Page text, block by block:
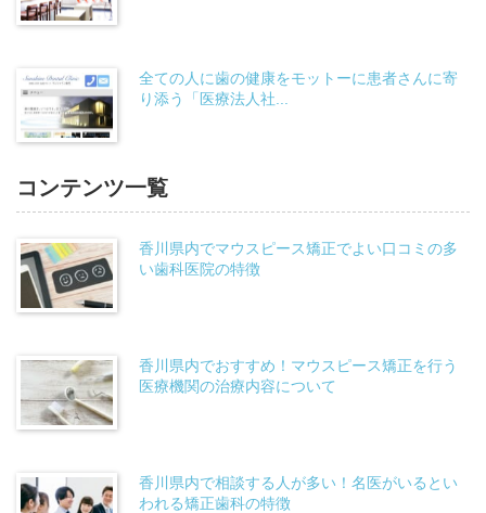
全ての人に歯の健康をモットーに患者さんに寄
り添う「医療法人社...
コンテンツ一覧
香川県内でマウスピース矯正でよい口コミの多
い歯科医院の特徴
香川県内でおすすめ！マウスピース矯正を行う
医療機関の治療内容について
香川県内で相談する人が多い！名医がいるとい
われる矯正歯科の特徴